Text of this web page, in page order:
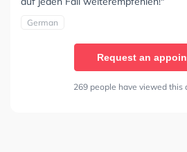
German
Request an
269 people have viewed this